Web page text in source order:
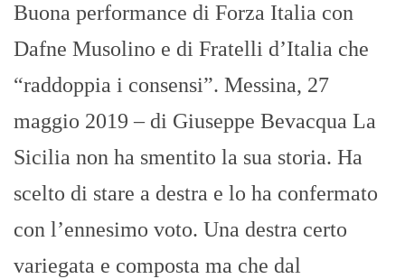
Buona performance di Forza Italia con
Dafne Musolino e di Fratelli d’Italia che
“raddoppia i consensi”. Messina, 27
maggio 2019 – di Giuseppe Bevacqua La
Sicilia non ha smentito la sua storia. Ha
scelto di stare a destra e lo ha confermato
con l’ennesimo voto. Una destra certo
variegata e composta ma che dal